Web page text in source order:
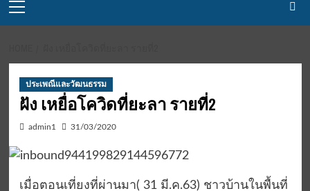
Menu
ประเพณีและวัฒนธรรม
ฝัง เหยื่อโควิดที่ยะลา รายที่2
admin1 31/03/2020
เมื่อตอนเที่ยงที่ผ่านมา( 31 มี.ค.63) ชาวบ้านในพื้นที่